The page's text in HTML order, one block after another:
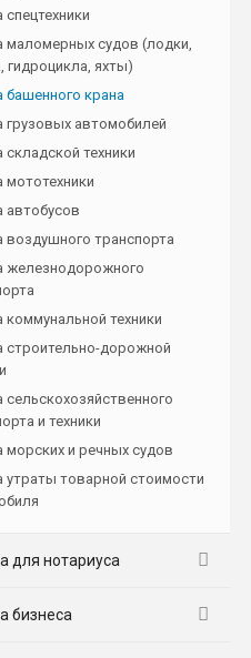
спецтехники
маломерных судов (лодки,
гидроцикла, яхты)
башенного крана
грузовых автомобилей
складской техники
мототехники
автобусов
воздушного транспорта
железнодорожного
коммунальной техники
строительно-дорожной
сельскохозяйственного
и техники
морских и речных судов
утраты товарной стоимости
для нотариуса
бизнеса